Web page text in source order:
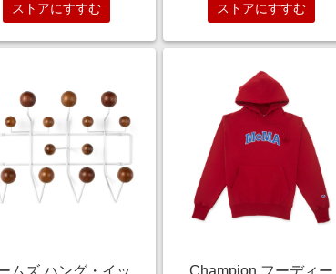
ストアにすすむ ストアにすすむ
ムズ ハング・イッ
Champion フーディー